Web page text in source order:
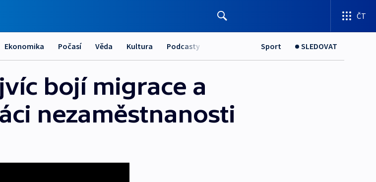
ČT
Ekonomika Počasí Věda Kultura Podcasty Sport SLEDOVAT
bojí migrace a
nezaměstnanosti